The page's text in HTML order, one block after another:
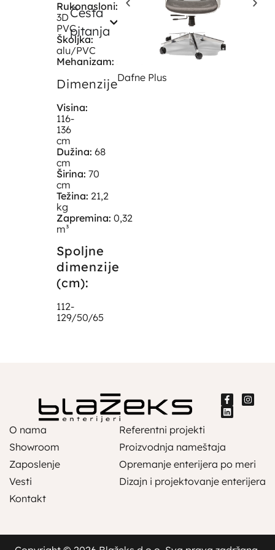
Rukonasloni:
podesivi
3D
PVC
Školjka:
alu/PVC
Mehanizam: sinhro
Dimenzije
Visina:
116-
136
cm
Dužina: 68
cm
Širina: 70
cm
Težina: 21,2
kg
Zapremina: 0,32
m³
Spoljne
dimenzije
(cm):
112-
129/50/65
Česta
pitanja
Dafne Plus
O nama
Showroom
Zaposlenje
Vesti
Kontakt
Referentni projekti
Proizvodnja nameštaja
Opremanje enterijera po meri
Dizajn i projektovanje enterijera